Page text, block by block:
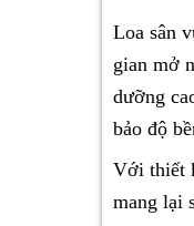
Loa sân
gian mở
dưỡng
bảo độ
Với thiết
mang lại